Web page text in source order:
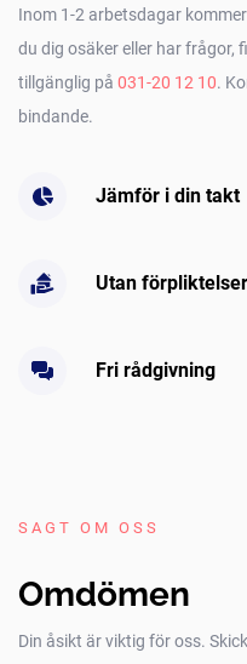
Inom 1-2 arbetsdagar
du dig osäker eller har frågor,
tillgänglig på 031-20 12 10.
bindande.
Jämför i din takt
Utan förpliktelser
Fri rådgivning
SAGT OM OSS
Omdömen
Din åsikt är viktig för oss.